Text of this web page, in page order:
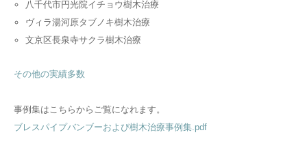
八千代市円光院イチョウ樹木治療
ヴィラ湯河原タブノキ樹木治療
文京区長泉寺サクラ樹木治療
その他の実績多数
事例集はこちらからご覧になれます。
ブレスパイプバンブーおよび樹木治療事例集.pdf